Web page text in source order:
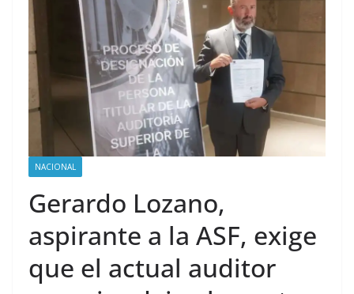
NACIONAL
Gerardo Lozano,
aspirante a la ASF, exige
que el actual auditor